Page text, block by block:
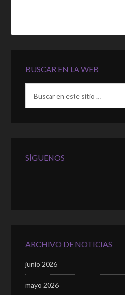
BUSCAR EN LA WEB
SÍGUENOS
ARCHIVO DE NOTICIAS
junio 2026
mayo 2026